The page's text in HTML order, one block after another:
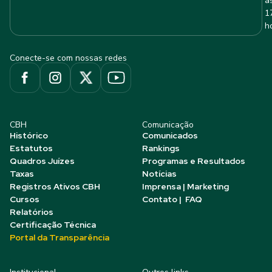
Conecte-se com nossas redes
CBH
Histórico
Estatutos
Quadros Juízes
Taxas
Registros Ativos CBH
Cursos
Relatórios
Certificação Técnica
Portal da Transparência
Comunicação
Comunicados
Rankings
Programas e Resultados
Notícias
Imprensa | Marketing
Contato | FAQ